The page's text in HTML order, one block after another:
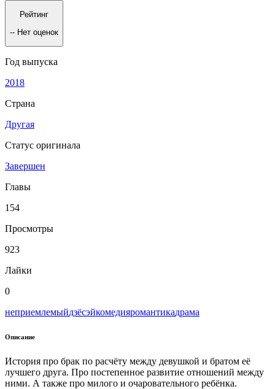
Рейтинг
-- Нет оценок
Год выпуска
2018
Страна
Другая
Статус оригинала
Завершен
Главы
154
Просмотры
923
Лайки
0
неприемлемыйдзёсэйкомедияромантикадрама
Описание
История про брак по расчёту между девушкой и братом её
лучшего друга. Про постепенное развитие отношений между
ними. А также про милого и очаровательного ребёнка.